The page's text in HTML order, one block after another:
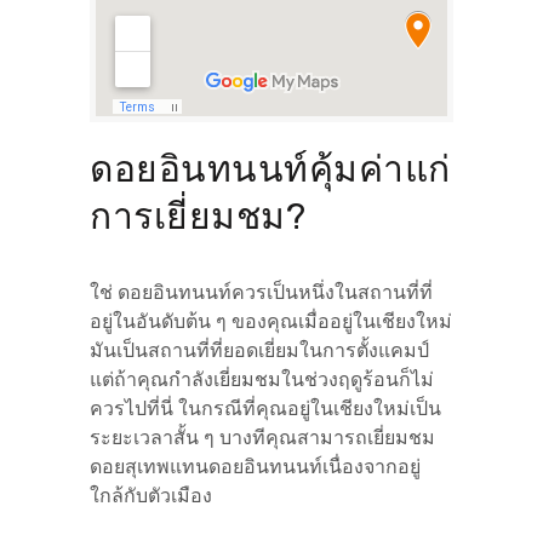
ดอยอินทนนท์คุ้มค่าแก่
การเยี่ยมชม?
ใช่ ดอยอินทนนท์ควรเป็นหนึ่งในสถานที่ที่
อยู่ในอันดับต้น ๆ ของคุณเมื่ออยู่ในเชียงใหม่
มันเป็นสถานที่ที่ยอดเยี่ยมในการตั้งแคมป์
แต่ถ้าคุณกำลังเยี่ยมชมในช่วงฤดูร้อนก็ไม่
ควรไปที่นี่ ในกรณีที่คุณอยู่ในเชียงใหม่เป็น
ระยะเวลาสั้น ๆ บางทีคุณสามารถเยี่ยมชม
ดอยสุเทพแทนดอยอินทนนท์เนื่องจากอยู่
ใกล้กับตัวเมือง